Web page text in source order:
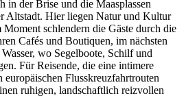
in der Brise und die Maasplassen
Altstadt. Hier liegen Natur und Kultur
schlendern die Gäste durch die
Cafés und Boutiquen, im nächsten
wo Segelboote, Schilf und
Für Reisende, die eine intimere
Flusskreuzfahrtrouten
ruhigen, landschaftlich reizvollen